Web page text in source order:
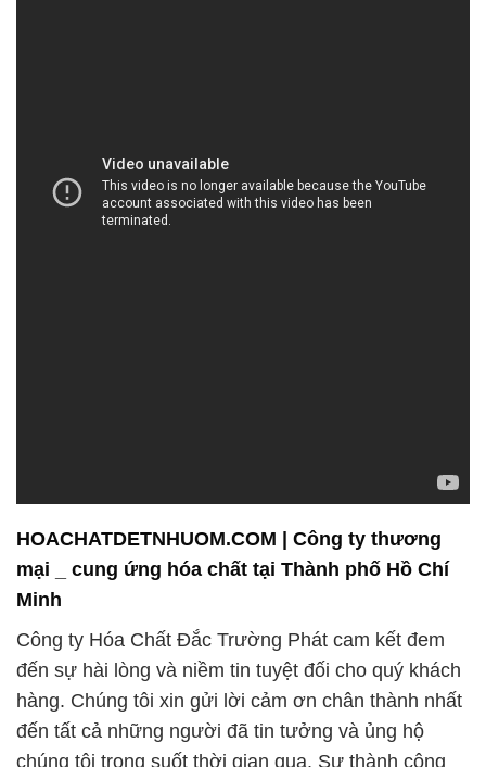
HOACHATDETNHUOM.COM | Công ty thương
mại _ cung ứng hóa chất tại Thành phố Hồ Chí
Minh
Công ty Hóa Chất Đắc Trường Phát cam kết đem
đến sự hài lòng và niềm tin tuyệt đối cho quý khách
hàng. Chúng tôi xin gửi lời cảm ơn chân thành nhất
đến tất cả những người đã tin tưởng và ủng hộ
chúng tôi trong suốt thời gian qua. Sự thành công